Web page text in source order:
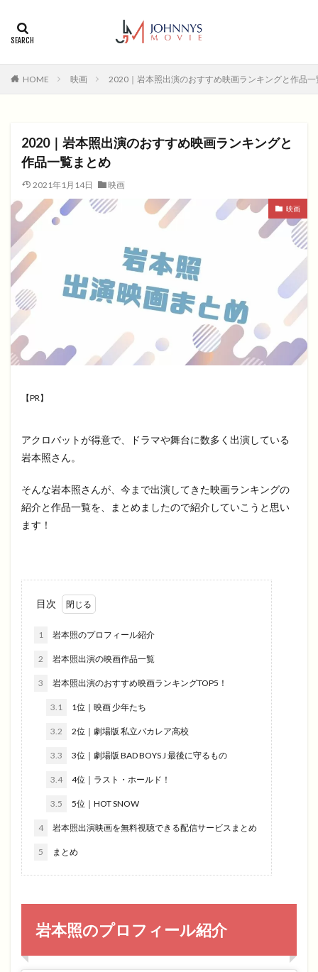
HOME 映画 2020｜岩本照出演のおすすめ映画ランキングと作品
2020｜岩本照出演のおすすめ映画ランキングと
作品一覧まとめ
2021年1月14日 映画
映画
【PR】
アクロバットが得意で、ドラマや舞台に数多く出演している
岩本照さん。
そんな岩本照さんが、今まで出演してきた映画ランキングの
紹介と作品一覧を、まとめましたので紹介していこうと思い
ます！
目次
1 岩本照のプロフィール紹介
2 岩本照出演の映画作品一覧
3 岩本照出演のおすすめ映画ランキングTOP5！
3.1 1位｜映画 少年たち
3.2 2位｜劇場版 私立バカレア高校
3.3 3位｜劇場版 BAD BOYS J 最後に守るもの
3.4 4位｜ラスト・ホールド！
3.5 5位｜HOT SNOW
4 岩本照出演映画を無料視聴できる配信サービスまとめ
5 まとめ
岩本照のプロフィール紹介
2018年
2019年 SF アクション
アニメ
ヒューマンドラマ映画
ファンタジー映画
ホラー
青春
検索